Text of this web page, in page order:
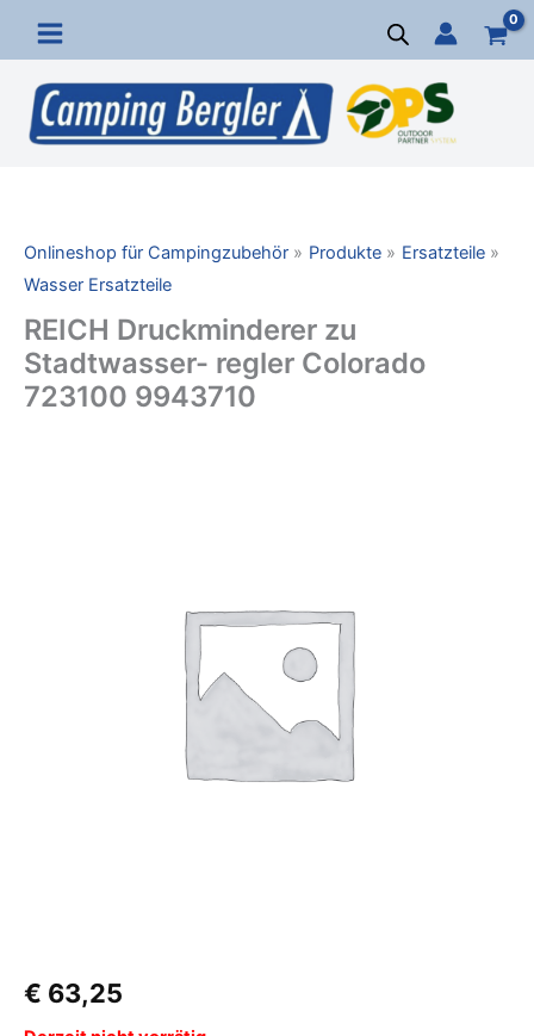
Inhalt
springen
Onlineshop für Campingzubehör Produkte
Ersatzteile
Wasser Ersatzteile
REICH Druckminderer zu
Stadtwasser- regler Colorado
723100 9943710
€ 63,25